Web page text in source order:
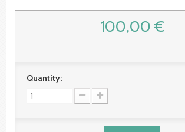
100,00 €
Quantity: